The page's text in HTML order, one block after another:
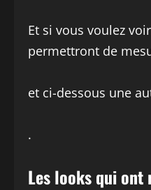
Et si vous voulez
permettront de
et ci-dessous une
.
Les looks qui